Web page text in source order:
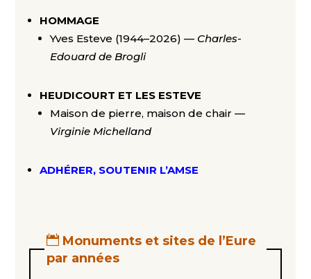
HOMMAGE
Yves Esteve (1944–2026) — Charles-
Edouard de Brogli
HEUDICOURT ET LES ESTEVE
Maison de pierre, maison de chair —
Virginie Michelland
ADHÉRER, SOUTENIR L’AMSE
Monuments et sites de l’Eure
par années